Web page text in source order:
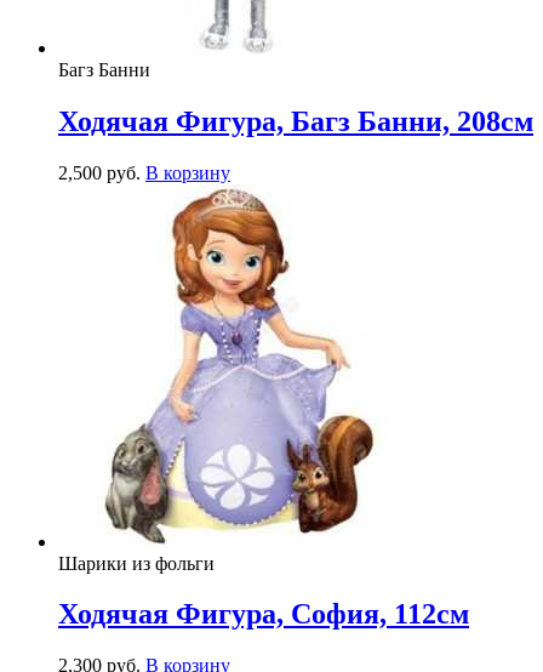
Багз Банни
Ходячая Фигура, Багз Банни, 208см
2,500 руб. В корзину
Шарики из фольги
Ходячая Фигура, София, 112см
2,300 руб. В корзину